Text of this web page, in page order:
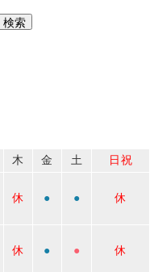
木 金 土
日祝
休 ● ● 休
休 ● ● 休